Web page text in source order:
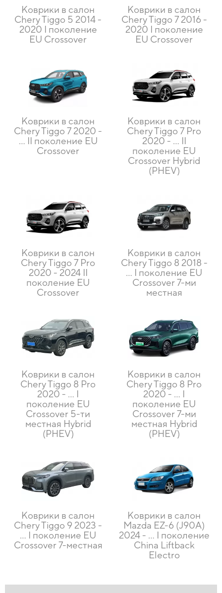
Коврики в салон
Chery Tiggo 5 2014 -
2020 I поколение
EU Crossover
Коврики в салон
Chery Tiggo 7 2016 -
2020 I поколение
EU Crossover
Коврики в салон
Chery Tiggo 7 2020 -
… II поколение EU
Crossover
Коврики в салон
Chery Tiggo 7 Pro
2020 - ... II
поколение EU
Crossover Hybrid
(PHEV)
Коврики в салон
Chery Tiggo 7 Pro
2020 - 2024 II
поколение EU
Crossover
Коврики в салон
Chery Tiggo 8 2018 -
… I поколение EU
Crossover 7-ми
местная
Коврики в салон
Chery Tiggo 8 Pro
2020 - … I
поколение EU
Crossover 5-ти
местная Hybrid
(PHEV)
Коврики в салон
Chery Tiggo 8 Pro
2020 - … I
поколение EU
Crossover 7-ми
местная Hybrid
(PHEV)
Коврики в салон
Chery Tiggo 9 2023 -
… I поколение EU
Crossover 7-местная
Коврики в салон
Mazda EZ-6 (J90A)
2024 - … I поколение
China Liftback
Electro